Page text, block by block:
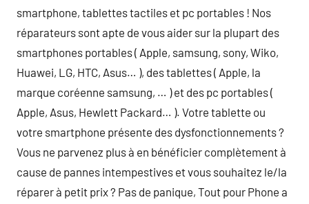
smartphone, tablettes tactiles et pc portables ! Nos
réparateurs sont apte de vous aider sur la plupart des
smartphones portables ( Apple, samsung, sony, Wiko,
Huawei, LG, HTC, Asus… ), des tablettes ( Apple, la
marque coréenne samsung, … ) et des pc portables (
Apple, Asus, Hewlett Packard… ). Votre tablette ou
votre smartphone présente des dysfonctionnements ?
Vous ne parvenez plus à en bénéficier complètement à
cause de pannes intempestives et vous souhaitez le/la
réparer à petit prix ? Pas de panique, Tout pour Phone a